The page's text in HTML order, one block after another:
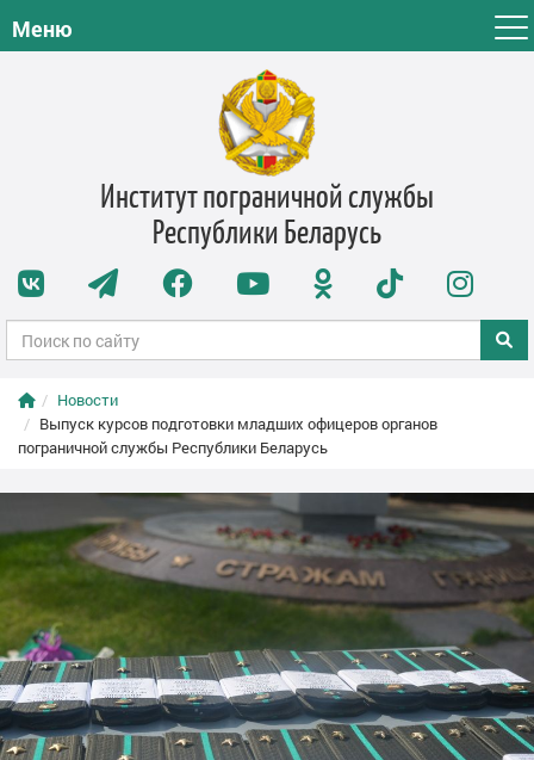
Меню
Институт пограничной службы
Республики Беларусь
Новости
Выпуск курсов подготовки младших офицеров органов
пограничной службы Республики Беларусь